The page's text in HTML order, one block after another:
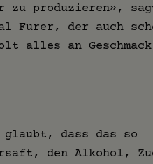
zu produzieren»,
Furer, der auch
alles an Geschmack
dass das so
den Alkohol,